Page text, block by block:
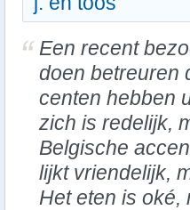
Een recent
doen betreuren
centen hebben
zich is redelijk,
Belgische
lijkt vriendelijk,
Het eten is oké,